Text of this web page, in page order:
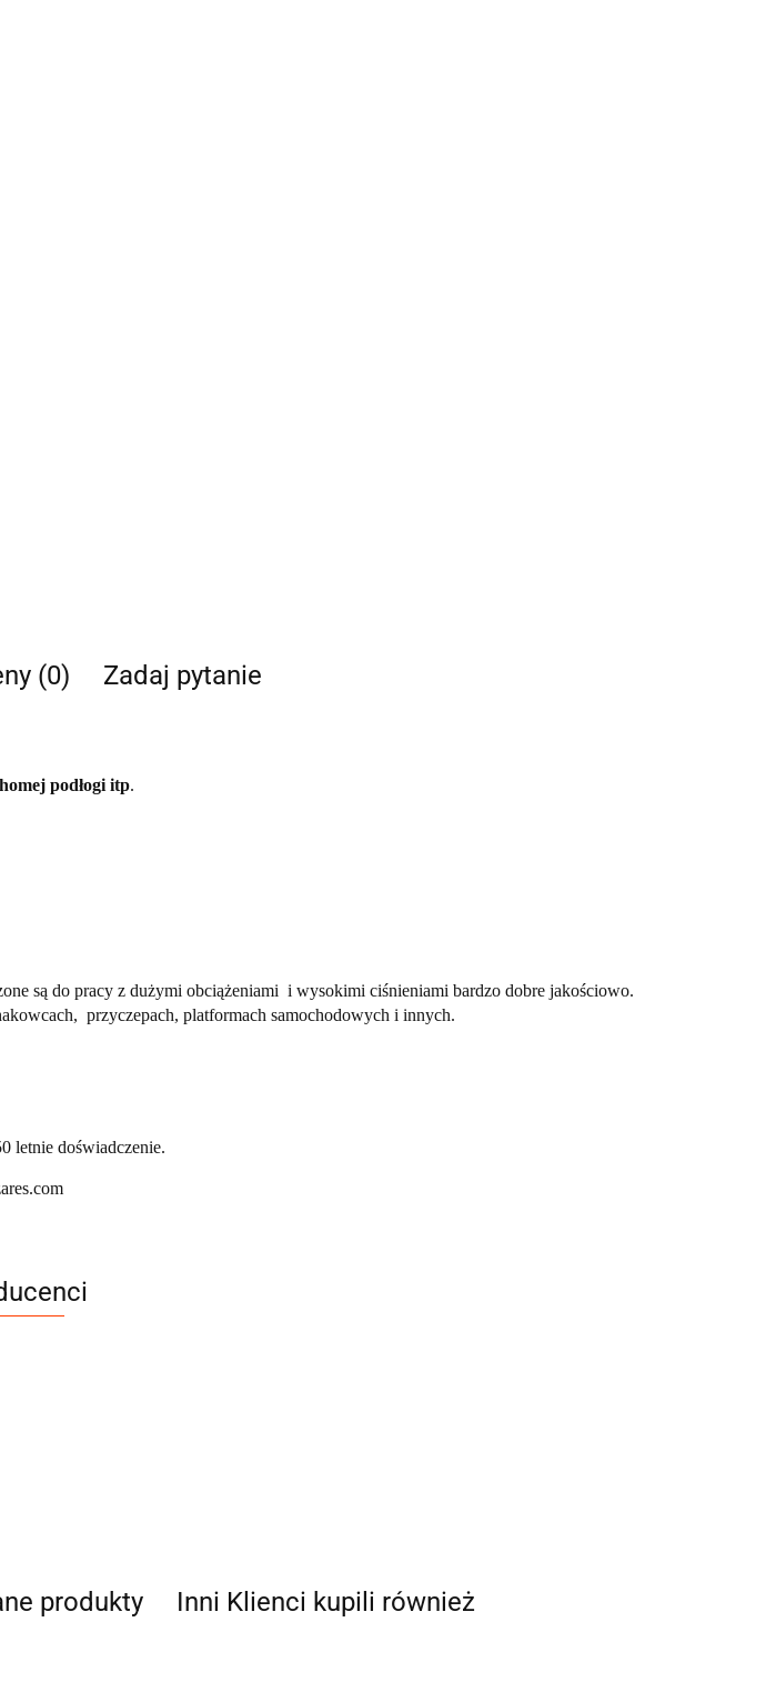
(0) Zadaj pytanie
podłogi itp.
są do pracy z dużymi obciążeniami i wysokimi ciśnieniami bardzo dobre jakościowo.
przyczepach, platformach samochodowych i innych.
letnie doświadczenie.
produkty Inni Klienci kupili również